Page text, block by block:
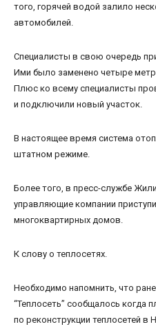
того, горячей водой залило
автомобилей.
Специалисты в свою очередь
Ими было заменено четыре
Плюс ко всему специалисты
и подключили новый участок.
В настоящее время система
штатном режиме.
Более того, в пресс-службе
управляющие компании
многоквартирных домов.
К слову о теплосетях.
Необходимо напомнить, что
“Теплосеть” сообщалось когда
по реконструкции теплосетей в